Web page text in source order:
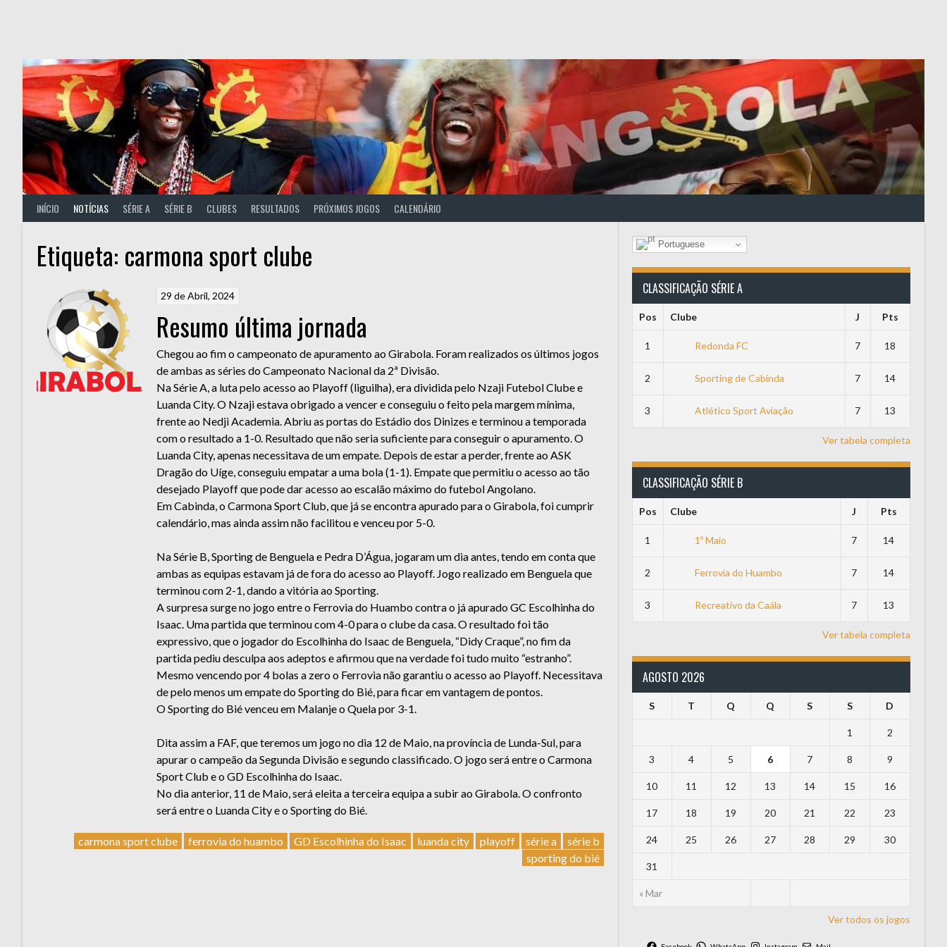
INÍCIO NOTÍCIAS SÉRIE A SÉRIE B CLUBES RESULTADOS PRÓXIMOS JOGOS CALENDÁRIO
Etiqueta: carmona sport clube
29 de Abril, 2024
Resumo última jornada
Chegou ao fim o campeonato de apuramento ao Girabola. Foram realizados os últimos jogos
de ambas as séries do Campeonato Nacional da 2ª Divisão.
Na Série A, a luta pelo acesso ao Playoff (liguilha), era dividida pelo Nzaji Futebol Clube e
Luanda City. O Nzaji estava obrigado a vencer e conseguiu o feito pela margem mínima,
frente ao Nedji Academia. Abriu as portas do Estádio dos Dinizes e terminou a temporada
com o resultado a 1-0. Resultado que não seria suficiente para conseguir o apuramento. O
Luanda City, apenas necessitava de um empate. Depois de estar a perder, frente ao ASK
Dragão do Uíge, conseguiu empatar a uma bola (1-1). Empate que permitiu o acesso ao tão
desejado Playoff que pode dar acesso ao escalão máximo do futebol Angolano.
Em Cabinda, o Carmona Sport Club, que já se encontra apurado para o Girabola, foi cumprir
calendário, mas ainda assim não facilitou e venceu por 5-0.
Na Série B, Sporting de Benguela e Pedra D’Água, jogaram um dia antes, tendo em conta que
ambas as equipas estavam já de fora do acesso ao Playoff. Jogo realizado em Benguela que
terminou com 2-1, dando a vitória ao Sporting.
A surpresa surge no jogo entre o Ferrovia do Huambo contra o já apurado GC Escolhinha do
Isaac. Uma partida que terminou com 4-0 para o clube da casa. O resultado foi tão
expressivo, que o jogador do Escolhinha do Isaac de Benguela, “Didy Craque”, no fim da
partida pediu desculpa aos adeptos e afirmou que na verdade foi tudo muito “estranho”.
Mesmo vencendo por 4 bolas a zero o Ferrovia não garantiu o acesso ao Playoff. Necessitava
de pelo menos um empate do Sporting do Bié, para ficar em vantagem de pontos.
O Sporting do Bié venceu em Malanje o Quela por 3-1.
Dita assim a FAF, que teremos um jogo no dia 12 de Maio, na província de Lunda-Sul, para
apurar o campeão da Segunda Divisão e segundo classificado. O jogo será entre o Carmona
Sport Club e o GD Escolhinha do Isaac.
No dia anterior, 11 de Maio, será eleita a terceira equipa a subir ao Girabola. O confronto
será entre o Luanda City e o Sporting do Bié.
carmona sport clube ferrovia do huambo GD Escolhinha do Isaac luanda city playoff série a
série b
sporting do bié
Portuguese
CLASSIFICAÇÃO SÉRIE A
Pos Clube J Pts
1 Redonda FC 7 18
2 Sporting de Cabinda 7 14
3 Atlético Sport Aviação 7 13
Ver tabela completa
CLASSIFICAÇÃO SÉRIE B
Pos Clube J Pts
1 1º Maio 7 14
2 Ferrovia do Huambo 7 14
3 Recreativo da Caála 7 13
Ver tabela completa
AGOSTO 2026
S T Q Q S S D
« Mar
1 2
3 4 5 6 7 8 9
10 11 12 13 14 15 16
17 18 19 20 21 22 23
24 25 26 27 28 29 30
31
Ver todos os jogos